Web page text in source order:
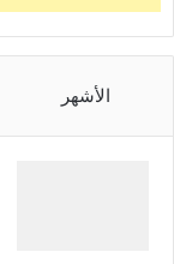
الأشهر